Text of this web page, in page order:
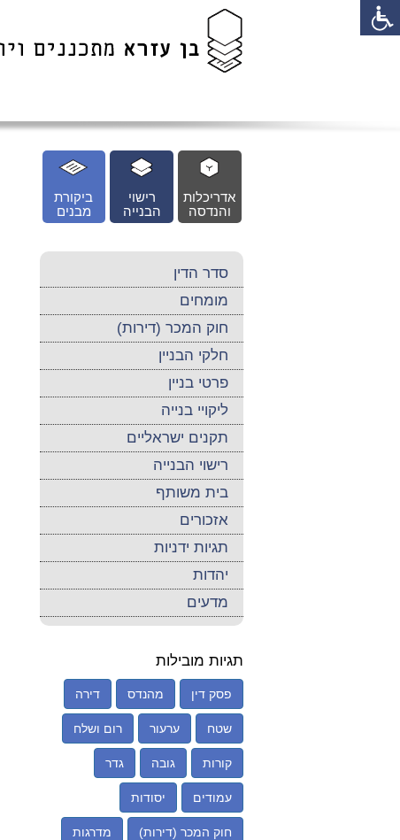
ביקורת
מבנים
רישוי
הבנייה
אדריכלות
והנדסה
סדר הדין
מומחים
חוק המכר (דירות)
חלקי הבניין
פרטי בניין
ליקויי בנייה
תקנים ישראליים
רישוי הבנייה
בית משותף
אזכורים
תגיות ידניות
יהדות
מדעים
תגיות מובילות
פסק דין מהנדס דירה
שטח ערעור רום ושלח
קורות גובה גדר
עמודים יסודות
חוק המכר (דירות) מדרגות